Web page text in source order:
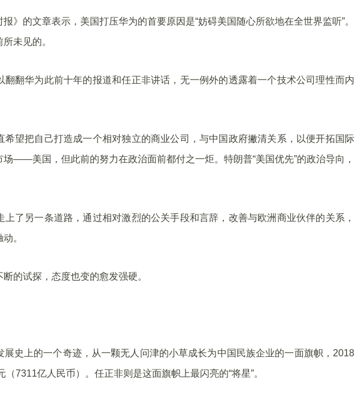
》的文章表示，美国打压华为的首要原因是“妨碍美国随心所欲地在全世界监听”。
未见的。
翻翻华为此前十年的报道和任正非讲话，无一例外的透露着一个技术公司理性而内
希望把自己打造成一个相对独立的商业公司，与中国政府撇清关系，以便开拓国际
——美国，但此前的努力在政治面前都付之一炬。特朗普“美国优先”的政治导向，
了另一条道路，通过相对激烈的公关手段和言辞，改善与欧洲商业伙伴的关系，
。
的试探，态度也变的愈发强硬。
史上的一个奇迹，从一颗无人问津的小草成长为中国民族企业的一面旗帜，2018
7311亿人民币）。任正非则是这面旗帜上最闪亮的“将星”。